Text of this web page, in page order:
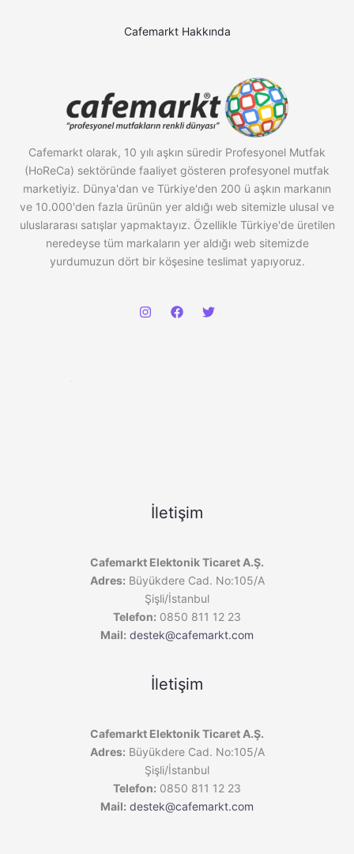
Cafemarkt Hakkında
Cafemarkt olarak, 10 yılı aşkın süredir Profesyonel Mutfak
(HoReCa) sektöründe faaliyet gösteren profesyonel mutfak
marketiyiz. Dünya'dan ve Türkiye'den 200 ü aşkın markanın
ve 10.000'den fazla ürünün yer aldığı web sitemizle ulusal ve
uluslararası satışlar yapmaktayız. Özellikle Türkiye'de üretilen
neredeyse tüm markaların yer aldığı web sitemizde
yurdumuzun dört bir köşesine teslimat yapıyoruz.
İletişim
Cafemarkt Elektonik Ticaret A.Ş.
Adres: Büyükdere Cad. No:105/A
Şişli/İstanbul
Telefon: 0850 811 12 23
Mail: destek@cafemarkt.com
İletişim
Cafemarkt Elektonik Ticaret A.Ş.
Adres: Büyükdere Cad. No:105/A
Şişli/İstanbul
Telefon: 0850 811 12 23
Mail: destek@cafemarkt.com